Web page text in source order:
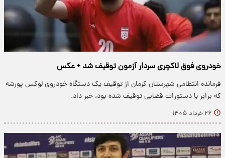
خودروی فوق لاکچری سردار آزمون توقیف شد + عکس
فرمانده انتظامی شهرستان کرمان از توقیف یک دستگاه خودروی لوکس پورشه
که برابر با دستورات قضایی توقیف شده بود، خبر داد.
۲۶ خرداد ۱۴۰۵